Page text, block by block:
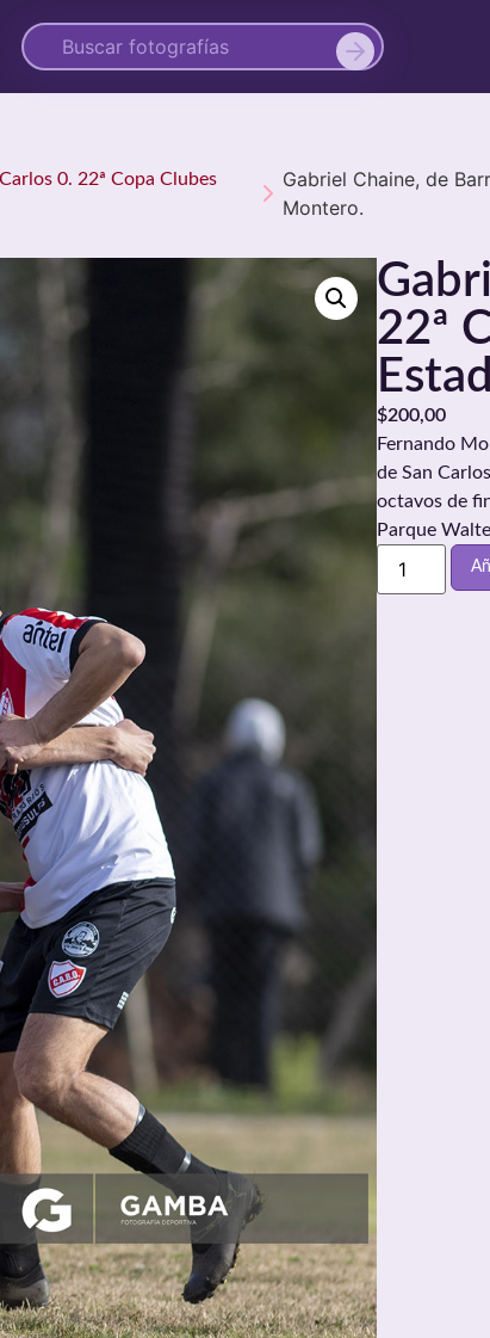
0. 22ª Copa Clubes
Gabriel Chaine, de
Montero.
22ª
$200,00
Fernando
de San
octavos de
Parque